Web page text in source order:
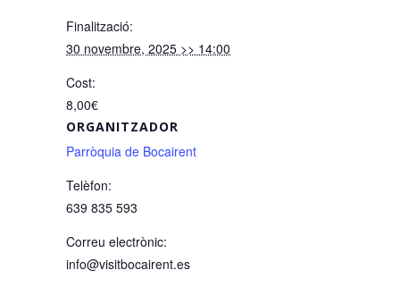
Finalització:
30 novembre, 2025 >> 14:00
Cost:
8,00€
ORGANITZADOR
Parròquia de Bocairent
Telèfon:
639 835 593
Correu electrònic:
info@visitbocairent.es